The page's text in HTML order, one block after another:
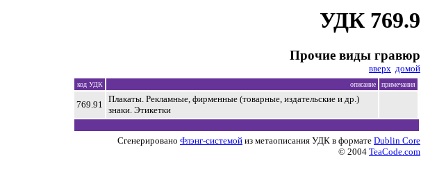
УДК 769.9
Прочие виды гравюр
вверх домой
код УДК описание примечания
769.91
Плакаты. Рекламные, фирменные (товарные, издательские и др.)
знаки. Этикетки
Сгенерировано Флэнг-системой из метаописания УДК в формате Dublin Core
© 2004 TeaCode.com